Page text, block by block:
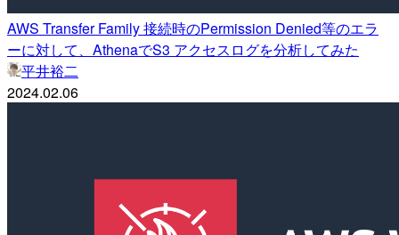
AWS Transfer Family 接続時のPermission Denied等のエラ
ーに対して、AthenaでS3 アクセスログを分析してみた
平井裕二
2024.02.06